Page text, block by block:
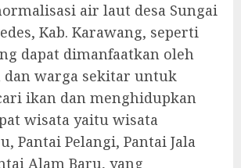
air laut desa Sungai
Kab. Karawang, seperti
dapat dimanfaatkan oleh
dan warga sekitar untuk
ikan dan menghidupkan
wisata yaitu wisata
Pantai Pelangi, Pantai Jala
Alam Baru, yang